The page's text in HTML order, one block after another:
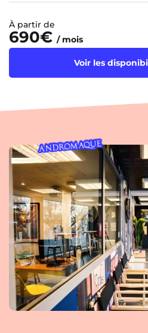
À partir de
690€ / mois
Voir les